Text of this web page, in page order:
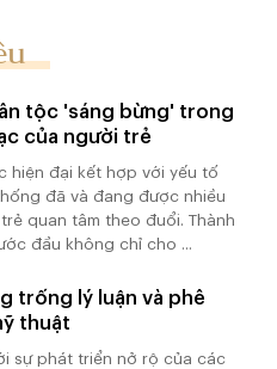
tộc 'sáng bừng' trong
của người trẻ
hiện đại kết hợp với yếu tố
đã và đang được nhiều
quan tâm theo đuổi. Thành
đầu không chỉ cho ...
trống lý luận và phê
thuật
sự phát triển nở rộ của các